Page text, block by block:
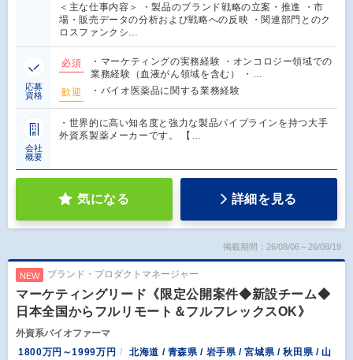
＜主な仕事内容＞ ・製品のブランド戦略の立案・推進 ・市
場・販売データの分析および戦略への反映 ・関連部門とのク
ロスファンクシ…
応募
資格
必須
・マーケティングの実務経験 ・オンコロジー領域での
業務経験（血液がん領域を含む） ・…
歓迎
・バイオ医薬品に関する業務経験
会社
概要
・世界的に高い知名度と強力な製品パイプラインを持つ大手
外資系製薬メーカーです。 【…
気になる 詳細を見る
掲載期間：26/08/06～26/08/19
NEW ブランド・プロダクトマネージャー
マーケティングリード《限定公開案件◆新設チーム◆
日本全国からフルリモート＆フルフレックスOK》
外資系バイオファーマ
1800万円～1999万円
北海道 / 青森県 / 岩手県 / 宮城県 / 秋田県 / 山